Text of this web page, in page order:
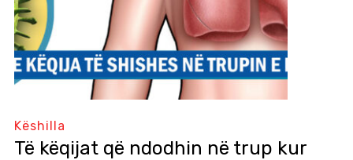
Këshilla
Të këqijat që ndodhin në trup kur